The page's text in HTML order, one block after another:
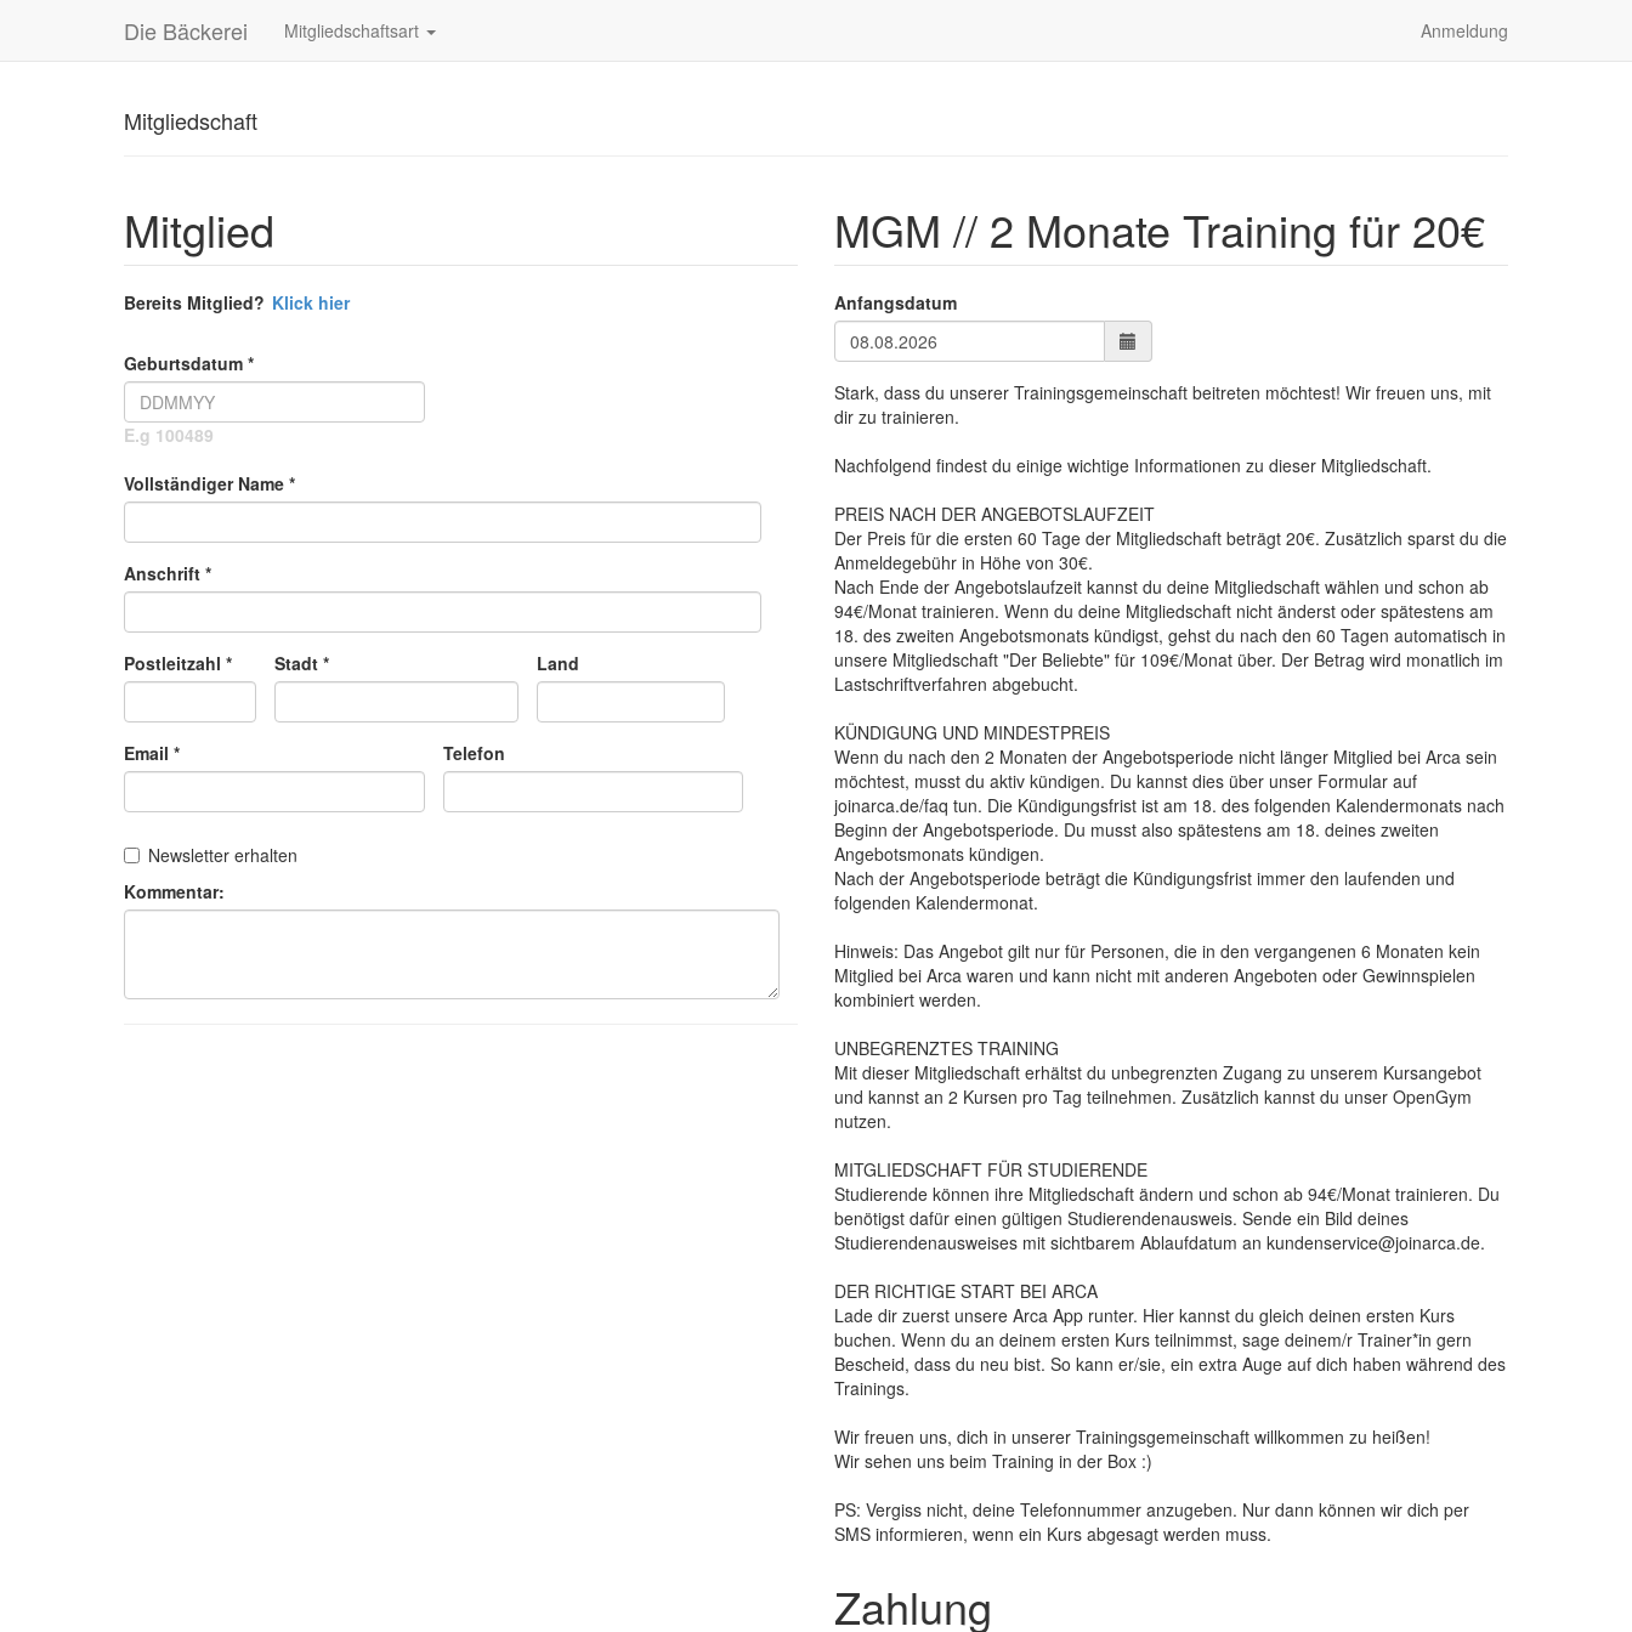
Die Bäckerei Mitgliedschaftsart Anmeldung
Mitgliedschaft
Mitglied
Bereits Mitglied? Klick hier
Geburtsdatum *
E.g 100489
Vollständiger Name *
Anschrift *
Postleitzahl * Stadt * Land
Email * Telefon
Newsletter erhalten
Kommentar:
MGM // 2 Monate Training für 20€
Anfangsdatum
Stark, dass du unserer Trainingsgemeinschaft beitreten möchtest! Wir freuen uns, mit
dir zu trainieren.
Nachfolgend findest du einige wichtige Informationen zu dieser Mitgliedschaft.
PREIS NACH DER ANGEBOTSLAUFZEIT
Der Preis für die ersten 60 Tage der Mitgliedschaft beträgt 20€. Zusätzlich sparst du die
Anmeldegebühr in Höhe von 30€.
Nach Ende der Angebotslaufzeit kannst du deine Mitgliedschaft wählen und schon ab
94€/Monat trainieren. Wenn du deine Mitgliedschaft nicht änderst oder spätestens am
18. des zweiten Angebotsmonats kündigst, gehst du nach den 60 Tagen automatisch in
unsere Mitgliedschaft "Der Beliebte" für 109€/Monat über. Der Betrag wird monatlich im
Lastschriftverfahren abgebucht.
KÜNDIGUNG UND MINDESTPREIS
Wenn du nach den 2 Monaten der Angebotsperiode nicht länger Mitglied bei Arca sein
möchtest, musst du aktiv kündigen. Du kannst dies über unser Formular auf
joinarca.de/faq tun. Die Kündigungsfrist ist am 18. des folgenden Kalendermonats nach
Beginn der Angebotsperiode. Du musst also spätestens am 18. deines zweiten
Angebotsmonats kündigen.
Nach der Angebotsperiode beträgt die Kündigungsfrist immer den laufenden und
folgenden Kalendermonat.
Hinweis: Das Angebot gilt nur für Personen, die in den vergangenen 6 Monaten kein
Mitglied bei Arca waren und kann nicht mit anderen Angeboten oder Gewinnspielen
kombiniert werden.
UNBEGRENZTES TRAINING
Mit dieser Mitgliedschaft erhältst du unbegrenzten Zugang zu unserem Kursangebot
und kannst an 2 Kursen pro Tag teilnehmen. Zusätzlich kannst du unser OpenGym
nutzen.
MITGLIEDSCHAFT FÜR STUDIERENDE
Studierende können ihre Mitgliedschaft ändern und schon ab 94€/Monat trainieren. Du
benötigst dafür einen gültigen Studierendenausweis. Sende ein Bild deines
Studierendenausweises mit sichtbarem Ablaufdatum an kundenservice@joinarca.de.
DER RICHTIGE START BEI ARCA
Lade dir zuerst unsere Arca App runter. Hier kannst du gleich deinen ersten Kurs
buchen. Wenn du an deinem ersten Kurs teilnimmst, sage deinem/r Trainer*in gern
Bescheid, dass du neu bist. So kann er/sie, ein extra Auge auf dich haben während des
Trainings.
Wir freuen uns, dich in unserer Trainingsgemeinschaft willkommen zu heißen!
Wir sehen uns beim Training in der Box :)
PS: Vergiss nicht, deine Telefonnummer anzugeben. Nur dann können wir dich per
SMS informieren, wenn ein Kurs abgesagt werden muss.
Zahlung